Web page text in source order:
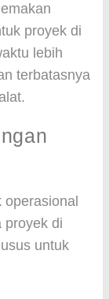
proyek di
lebih
terbatasnya
proyek di
untuk